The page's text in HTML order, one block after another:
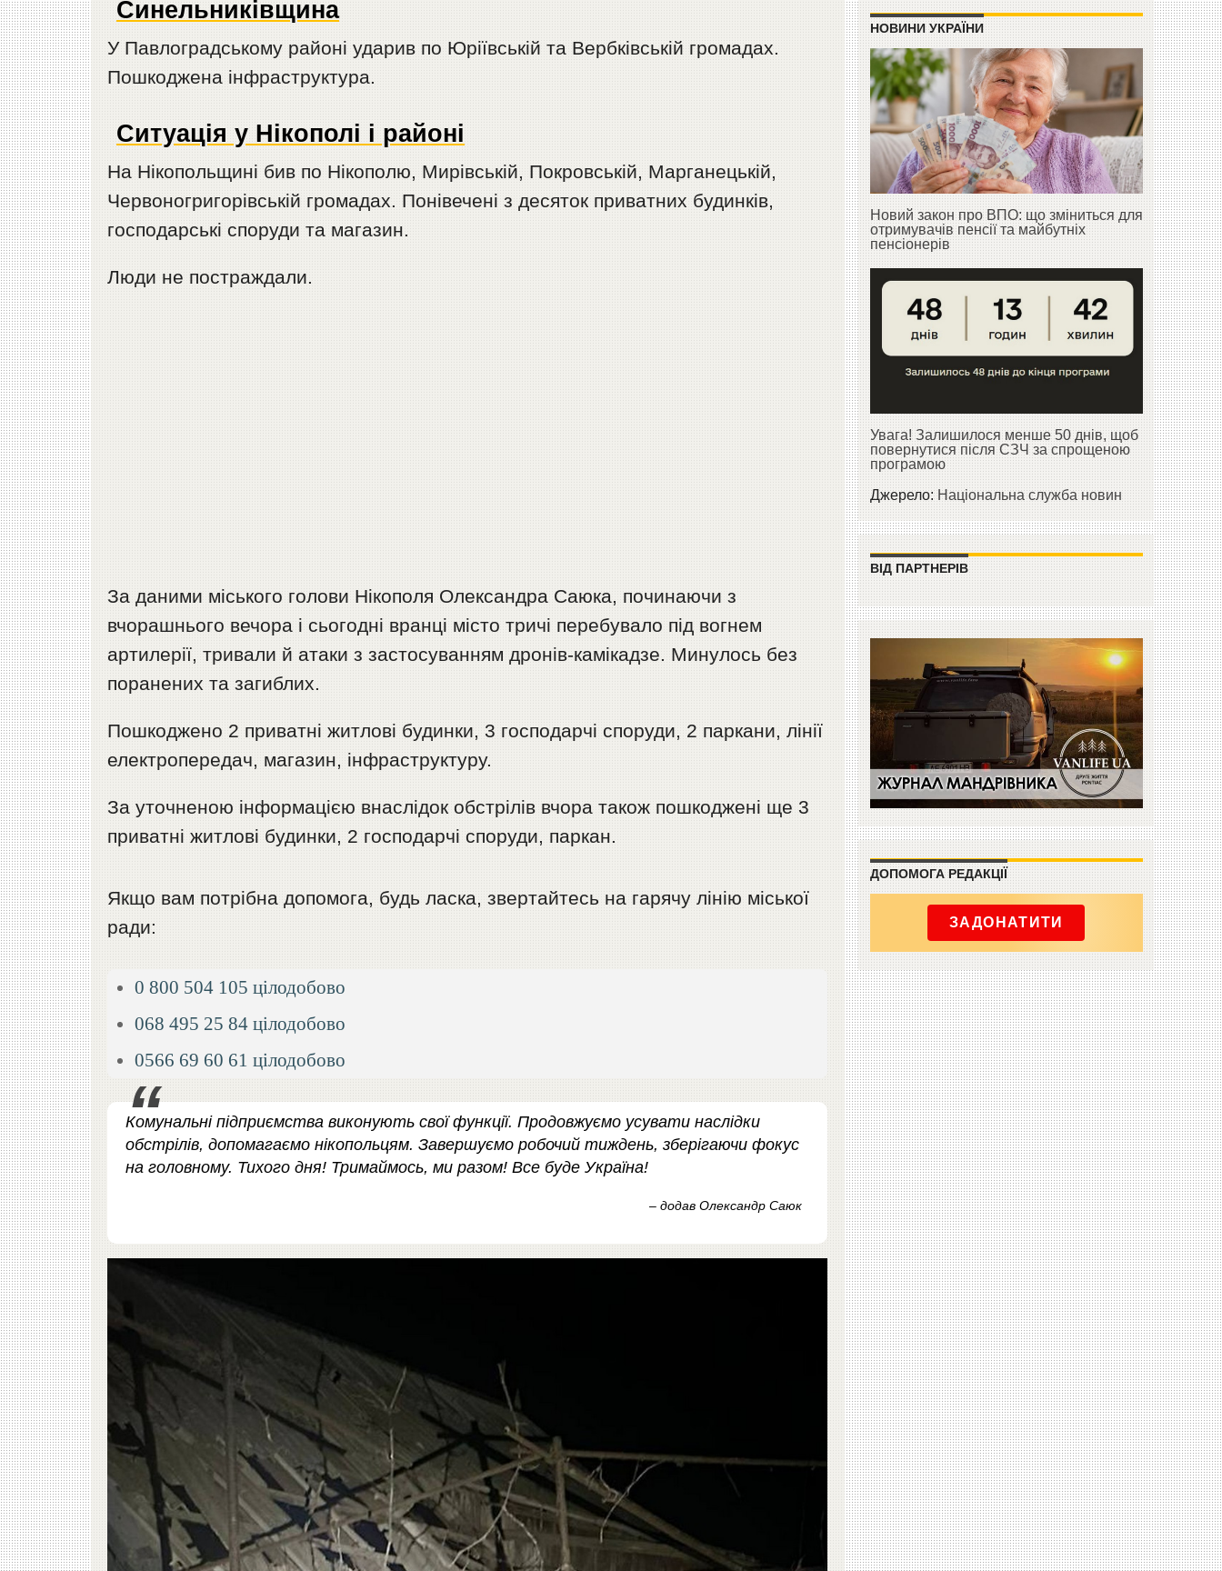
Синельниківщина
У Павлоградському районі ударив по Юріївській та Вербківській громадах.
Пошкоджена інфраструктура.
Ситуація у Нікополі і районі
На Нікопольщині бив по Нікополю, Мирівській, Покровській, Марганецькій,
Червоногригорівській громадах. Понівечені з десяток приватних будинків,
господарські споруди та магазин.
Люди не постраждали.
За даними міського голови Нікополя Олександра Саюка, починаючи з
вчорашнього вечора і сьогодні вранці місто тричі перебувало під вогнем
артилерії, тривали й атаки з застосуванням дронів-камікадзе. Минулось без
поранених та загиблих.
Пошкоджено 2 приватні житлові будинки, 3 господарчі споруди, 2 паркани, лінії
електропередач, магазин, інфраструктуру.
За уточненою інформацією внаслідок обстрілів вчора також пошкоджені ще 3
приватні житлові будинки, 2 господарчі споруди, паркан.
Якщо вам потрібна допомога, будь ласка, звертайтесь на гарячу лінію міської
ради:
0 800 504 105 цілодобово
068 495 25 84 цілодобово
0566 69 60 61 цілодобово
Комунальні підприємства виконують свої функції. Продовжуємо усувати наслідки
обстрілів, допомагаємо нікопольцям. Завершуємо робочий тиждень, зберігаючи фокус
на головному. Тихого дня! Тримаймось, ми разом! Все буде Україна!
– додав Олександр Саюк
НОВИНИ УКРАЇНИ
Новий закон про ВПО: що зміниться для
отримувачів пенсії та майбутніх
пенсіонерів
Увага! Залишилося менше 50 днів, щоб
повернутися після СЗЧ за спрощеною
програмою
Джерело:Національна служба новин
ВІД ПАРТНЕРІВ
ДОПОМОГА РЕДАКЦІЇ
ЗАДОНАТИТИ